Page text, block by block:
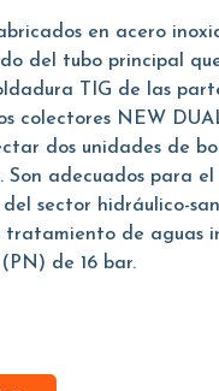
en acero
del tubo principal
TIG de las
colectores NEW
dos unidades de
adecuados para
sector hidráulico-
tratamiento de aguas
de 16 bar.